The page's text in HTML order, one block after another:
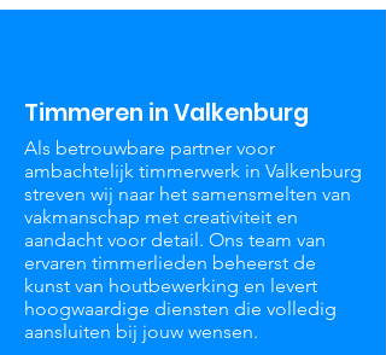
Timmeren in Valkenburg
Als betrouwbare partner voor
ambachtelijk timmerwerk in Valkenburg
streven wij naar het samensmelten van
vakmanschap met creativiteit en
aandacht voor detail. Ons team van
ervaren timmerlieden beheerst de
kunst van houtbewerking en levert
hoogwaardige diensten die volledig
aansluiten bij jouw wensen.